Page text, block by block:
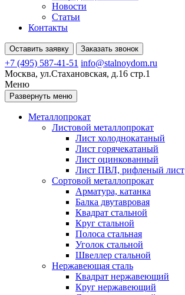
Новости
Статьи
Контакты
Оставить заявку Заказать звонок
+7 (495) 587-41-51 info@stalnoydom.ru
Москва, ул.Стахановская, д.16 стр.1
Меню
Развернуть меню
Металлопрокат
Листовой металлопрокат
Лист холоднокатаный
Лист горячекатаный
Лист оцинкованный
Лист ПВЛ, рифленый лист
Сортовой металлопрокат
Арматура, катанка
Балка двутавровая
Квадрат стальной
Круг стальной
Полоса стальная
Уголок стальной
Швеллер стальной
Нержавеющая сталь
Квадрат нержавеющий
Круг нержавеющий